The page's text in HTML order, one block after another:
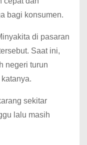
bagi konsumen.
di pasaran
Saat ini,
negeri turun
sekitar
lalu masih